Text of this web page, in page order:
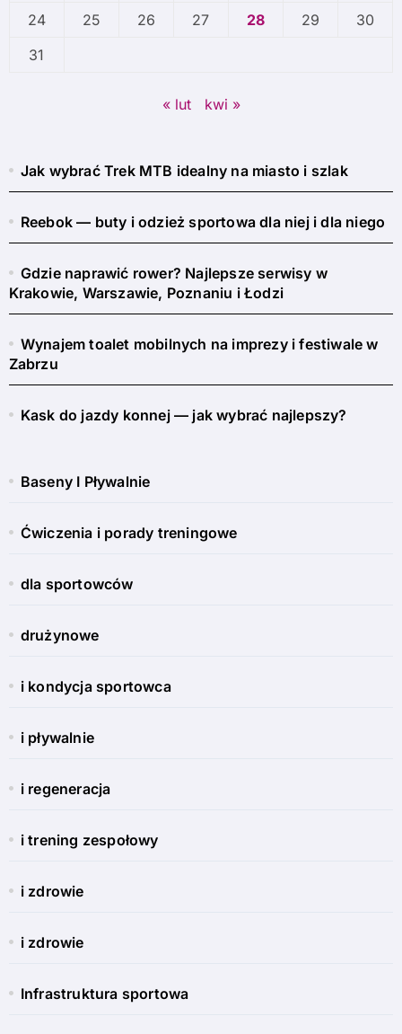
24
25 26 27 28 29
30
31
« lut kwi »
Jak wybrać Trek MTB idealny na miasto i szlak
Reebok — buty i odzież sportowa dla niej i dla niego
Gdzie naprawić rower? Najlepsze serwisy w
Krakowie, Warszawie, Poznaniu i Łodzi
Wynajem toalet mobilnych na imprezy i festiwale w
Zabrzu
Kask do jazdy konnej — jak wybrać najlepszy?
Baseny I Pływalnie
Ćwiczenia i porady treningowe
dla sportowców
drużynowe
i kondycja sportowca
i pływalnie
i regeneracja
i trening zespołowy
i zdrowie
i zdrowie
Infrastruktura sportowa